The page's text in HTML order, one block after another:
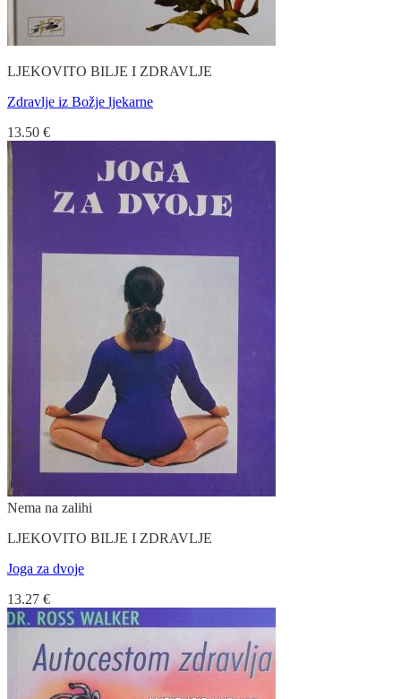
LJEKOVITO BILJE I ZDRAVLJE
Zdravlje iz Božje ljekarne
13.50 €
Nema na zalihi
LJEKOVITO BILJE I ZDRAVLJE
Joga za dvoje
13.27 €